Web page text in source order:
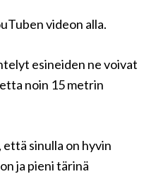
videon alla.
esineiden ne voivat
noin 15 metrin
että sinulla on hyvin
ja pieni tärinä